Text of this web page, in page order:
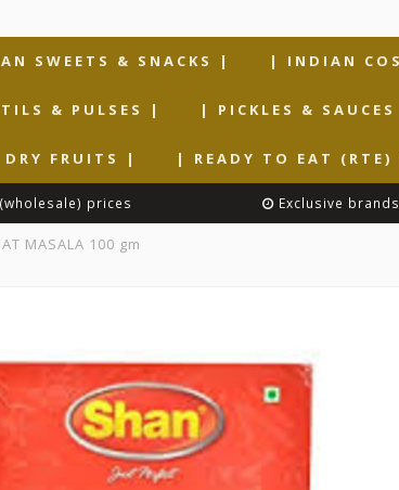
SWEETS & SNACKS | | INDIAN
& PULSES | | PICKLES &
FRUITS | | READY TO EAT (RTE)
prices Exclusive
MASALA 100 gm